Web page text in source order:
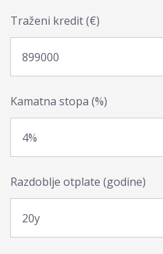
Traženi kredit (€)
Kamatna stopa (%)
Razdoblje otplate (godine)